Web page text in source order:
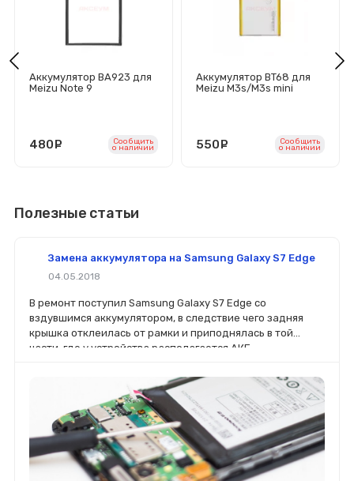
Аккумулятор BA923 для
Meizu Note 9
480 руб.Сообщить
o наличии
Аккумулятор BT68 для
Meizu M3s/M3s mini
550 руб.Сообщить
o наличии
Полезные статьи
Замена аккумулятора на Samsung Galaxy S7 Edge
04.05.2018
В ремонт поступил Samsung Galaxy S7 Edge со
вздувшимся аккумулятором, в следствие чего задняя
крышка отклеилась от рамки и приподнялась в той
части, где у устройства располагается АКБ.